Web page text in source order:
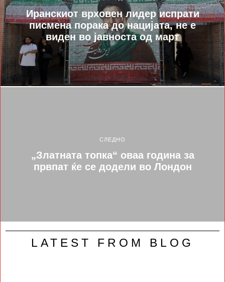
Иранскиот врховен лидер испрати
писмена порака до нацијата, не е
виден во јавноста од март
СЛЕДНО
„Златната топка“ оваа година за
првпат ќе се додели во Лондон
LATEST FROM BLOG